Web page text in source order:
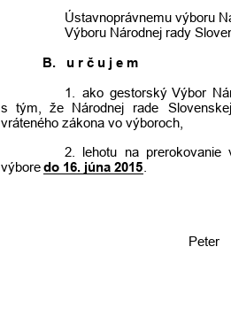
Ústavnoprávnemu výboru
Výboru Národnej rady
B.   u r č u j e m
1. ako gestorský Výbor
s
tým, že Národnej rade
Slovenskej
vráteného zákona vo výboroch,
2. lehotu na prerokovanie
výbore do 16. júna 2015
Peter